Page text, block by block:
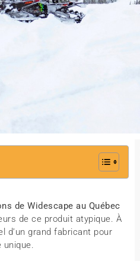
de Widescape au Québec
de ce produit atypique. À
d’un grand fabricant pour
unique.